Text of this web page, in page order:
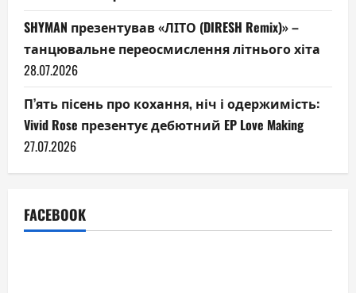
SHYMAN презентував «ЛІТО (DIRESH Remix)» –
танцювальне переосмислення літнього хіта
28.07.2026
П’ять пісень про кохання, ніч і одержимість:
Vivid Rose презентує дебютний EP Love Making
27.07.2026
FACEBOOK